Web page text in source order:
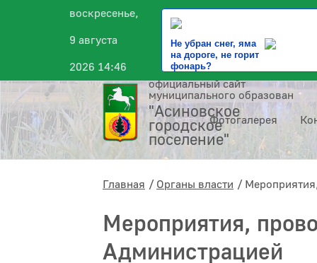
воскресенье,
9 августа
2026 14:46
Не убран снег, яма
на дороге, не горит
фонарь?
официальный сайт
муниципального образования
"Асиновское
городское
поселение"
Фотогалерея
Главная Органы власти
Мероприятия,
Администрацией